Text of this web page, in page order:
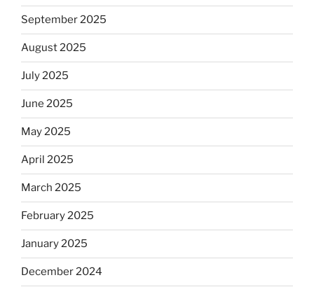
September 2025
August 2025
July 2025
June 2025
May 2025
April 2025
March 2025
February 2025
January 2025
December 2024